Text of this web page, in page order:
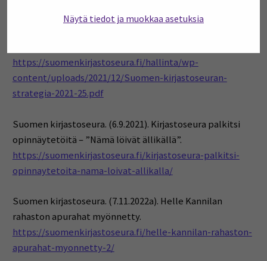
Näytä tiedot ja muokkaa asetuksia
https://suomenkirjastoseura.fi/hallinta/wp-
content/uploads/2021/12/Suomen-kirjastoseuran-
strategia-2021-25.pdf
Suomen kirjastoseura. (6.9.2021). Kirjastoseura palkitsi
opinnäytetöitä – ”Nämä löivät ällikällä”.
https://suomenkirjastoseura.fi/kirjastoseura-palkitsi-
opinnaytetoita-nama-loivat-allikalla/
Suomen kirjastoseura. (7.11.2022a). Helle Kannilan
rahaston apurahat myönnetty.
https://suomenkirjastoseura.fi/helle-kannilan-rahaston-
apurahat-myonnetty-2/